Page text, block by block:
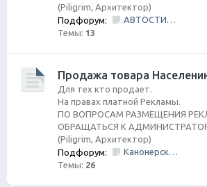
(Piligrim, Архитектор)
Подфорум:
АВТОСТИЛЬ by SANDRA
Темы: 13
Продажа товара
Для тех кто продает.
На правах платной Рекламы.
ПО ВОПРОСАМ РАЗМЕЩЕНИЯ
ОБРАЩАТЬСЯ К
(Piligrim, Архитектор)
Подфорум:
Канонерский КАСПЕР
Темы: 26